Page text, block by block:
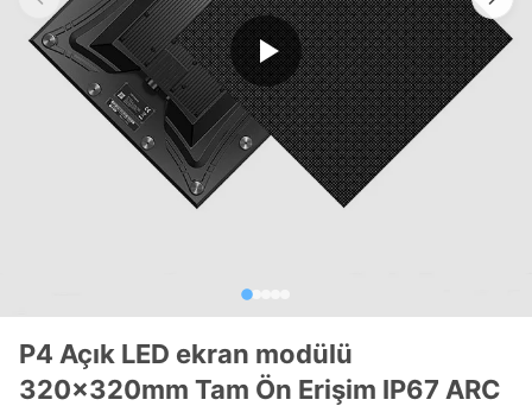
P4 Açık LED ekran modülü
320x320mm Tam Ön Erişim IP67 ARC